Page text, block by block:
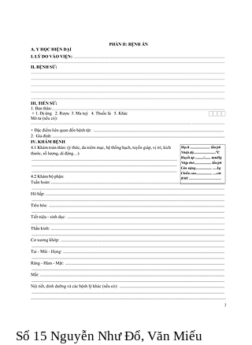
Số 15 Nguyễn Như Đổ, Văn Miếu